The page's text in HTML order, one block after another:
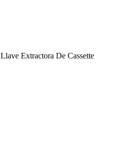
Llave Extractora De Cassette